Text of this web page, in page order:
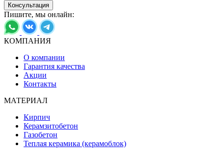
Консультация
Пишите, мы онлайн:
КОМПАНИЯ
О компании
Гарантия качества
Акции
Контакты
МАТЕРИАЛ
Кирпич
Керамзитобетон
Газобетон
Теплая керамика (керамоблок)